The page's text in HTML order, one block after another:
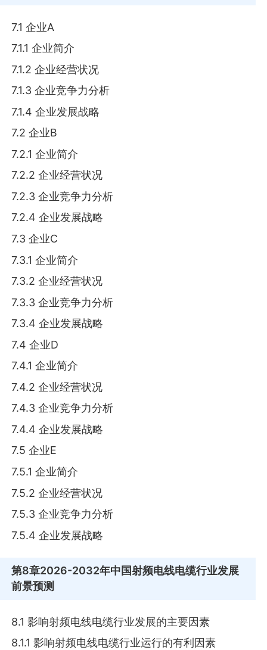
7.1 企业A
7.1.1 企业简介
7.1.2 企业经营状况
7.1.3 企业竞争力分析
7.1.4 企业发展战略
7.2 企业B
7.2.1 企业简介
7.2.2 企业经营状况
7.2.3 企业竞争力分析
7.2.4 企业发展战略
7.3 企业C
7.3.1 企业简介
7.3.2 企业经营状况
7.3.3 企业竞争力分析
7.3.4 企业发展战略
7.4 企业D
7.4.1 企业简介
7.4.2 企业经营状况
7.4.3 企业竞争力分析
7.4.4 企业发展战略
7.5 企业E
7.5.1 企业简介
7.5.2 企业经营状况
7.5.3 企业竞争力分析
7.5.4 企业发展战略
第8章2026-2032年中国射频电线电缆行业发展
前景预测
8.1 影响射频电线电缆行业发展的主要因素
8.1.1 影响射频电线电缆行业运行的有利因素